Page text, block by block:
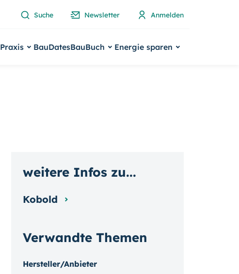
Suche Newsletter Anmelden
Praxis BauDatesBauBuch Energie sparen
Verwandte Themen
Hersteller/Anbieter
weitere Infos zu...
Kobold